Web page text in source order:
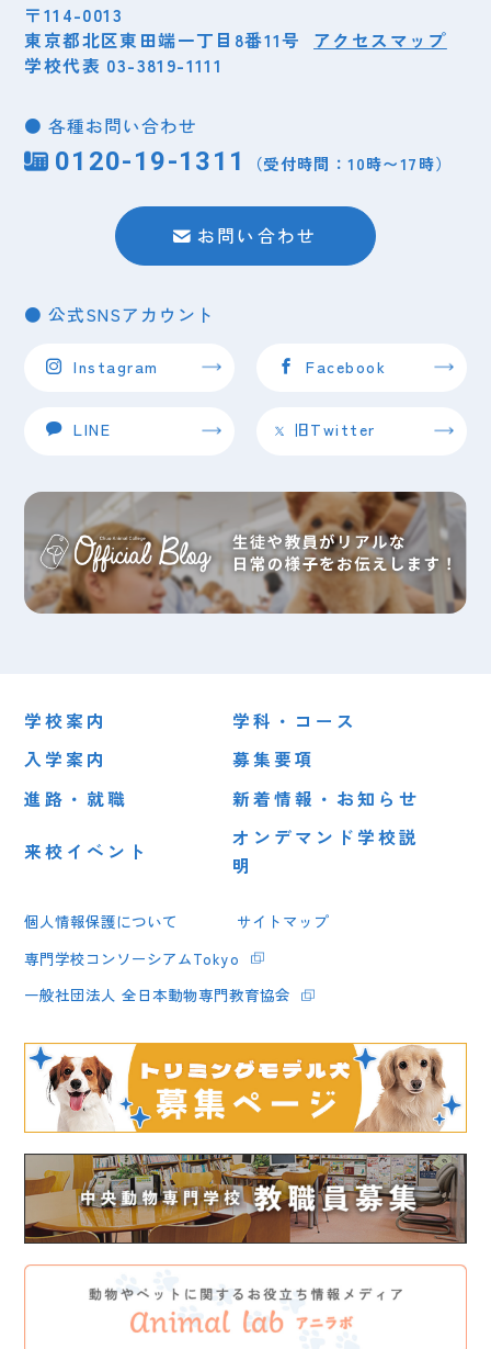
〒114-0013
東京都北区東田端一丁目8番11号
アクセスマップ
学校代表 03-3819-1111
● 各種お問い合わせ
0120-19-1311 （受付時間：10時〜17時）
お問い合わせ
● 公式SNSアカウント
Instagram Facebook
LINE 旧Twitter
学校案内
学科・コース
入学案内
募集要項
進路・就職
新着情報・お知らせ
来校イベント
オンデマンド学校説
明
個人情報保護について
サイトマップ
専門学校コンソーシアムTokyo
一般社団法人 全日本動物専門教育協会